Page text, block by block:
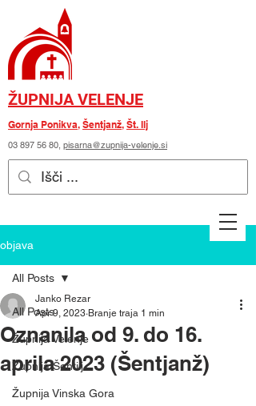
ŽUPNIJA VELENJE
Gornja Ponikva, Šentjanž, Št. Ilj
03 897 56 80, pisarna@zupnija-velenje.si
objava
All Posts
Župnija Velenje
Župnija Šentilj
Župnija Vinska Gora
All Posts
Oznanila od 9. do 16.
aprila 2023 (Šentjanž)
Janko Rezar
Apr 9, 2023 Branje traja 1 min